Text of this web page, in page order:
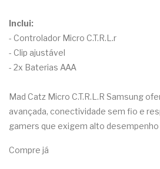
Inclui:
- Controlador Micro C.T.R.L.r
- Clip ajustável
- 2x Baterias AAA
Mad Catz Micro C.T.R.L.R Samsung
avançada, conectividade sem fio e
gamers que exigem alto desempenho
Compre já